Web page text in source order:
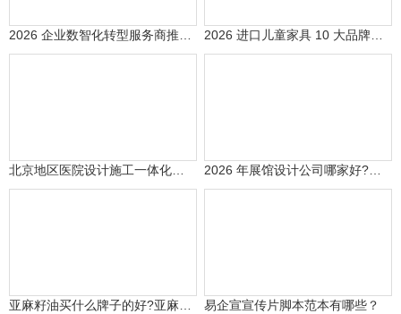
2026 企业数智化转型服务商推荐：5 家主流品牌深度评测 2026 进口儿童家具 10 大品牌权威测评：斯堪维亚代理四大品牌领衔，十大品牌实测合规榜单发布
北京地区医院设计施工一体化公司排名(2026) 2026 年展馆设计公司哪家好?从策划创意到施工运维，如何选择靠谱的全链路服务商
亚麻籽油买什么牌子的好?亚麻籽油十大名牌深度评析：品质与性价比双优 易企宣宣传片脚本范本有哪些？